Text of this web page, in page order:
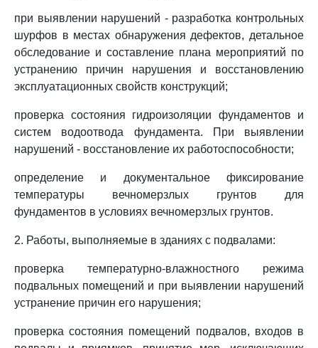
при выявлении нарушений - разработка контрольных
шурфов в местах обнаружения дефектов, детальное
обследование и составление плана мероприятий по
устранению причин нарушения и восстановлению
эксплуатационных свойств конструкций;
проверка состояния гидроизоляции фундаментов и
систем водоотвода фундамента. При выявлении
нарушений - восстановление их работоспособности;
определение и документальное фиксирование
температуры вечномерзлых грунтов для
фундаментов в условиях вечномерзлых грунтов.
2. Работы, выполняемые в зданиях с подвалами:
проверка температурно-влажностного режима
подвальных помещений и при выявлении нарушений
устранение причин его нарушения;
проверка состояния помещений подвалов, входов в